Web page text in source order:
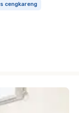
cengkareng